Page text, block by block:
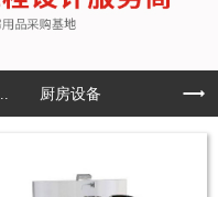
厨房设备